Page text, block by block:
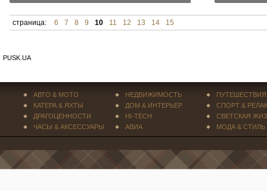
страница: 6 7 8 9 10 11 12 13 14 15
PUSK.UA
АВТО & МОТО
КАТЕРА & ЯХТЫ
ДРАГОЦЕННОСТИ
ЧАСЫ & АКСЕССУАРЫ
НЕДВИЖИМОСТЬ
ДОМ & ИНТЕРЬЕР
HI-TECH
АВИА
ПУТЕШЕСТВИЯ
СПОРТ &
СВЕТСКАЯ
МОДА & СТИЛЬ